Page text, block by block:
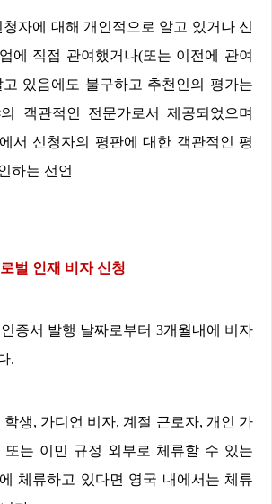
청자에 대해 개인적으로 알고 있거나 신
에 직접 관여했거나(또는 이전에 관여
고 있음에도 불구하고 추천인의 평가는
객관적인 전문가로서 제공되었으며
서 신청자의 평판에 대한 객관적인 평
하는 선언
벌 인재 비자 신청
증서 발행 날짜로부터 3개월내에 비자
.
학생, 가디언 비자,계절 근로자, 개인 가
또는 이민 규정 외부로 체류할 수 있는
체류하고 있다면 영국 내에서는 체류